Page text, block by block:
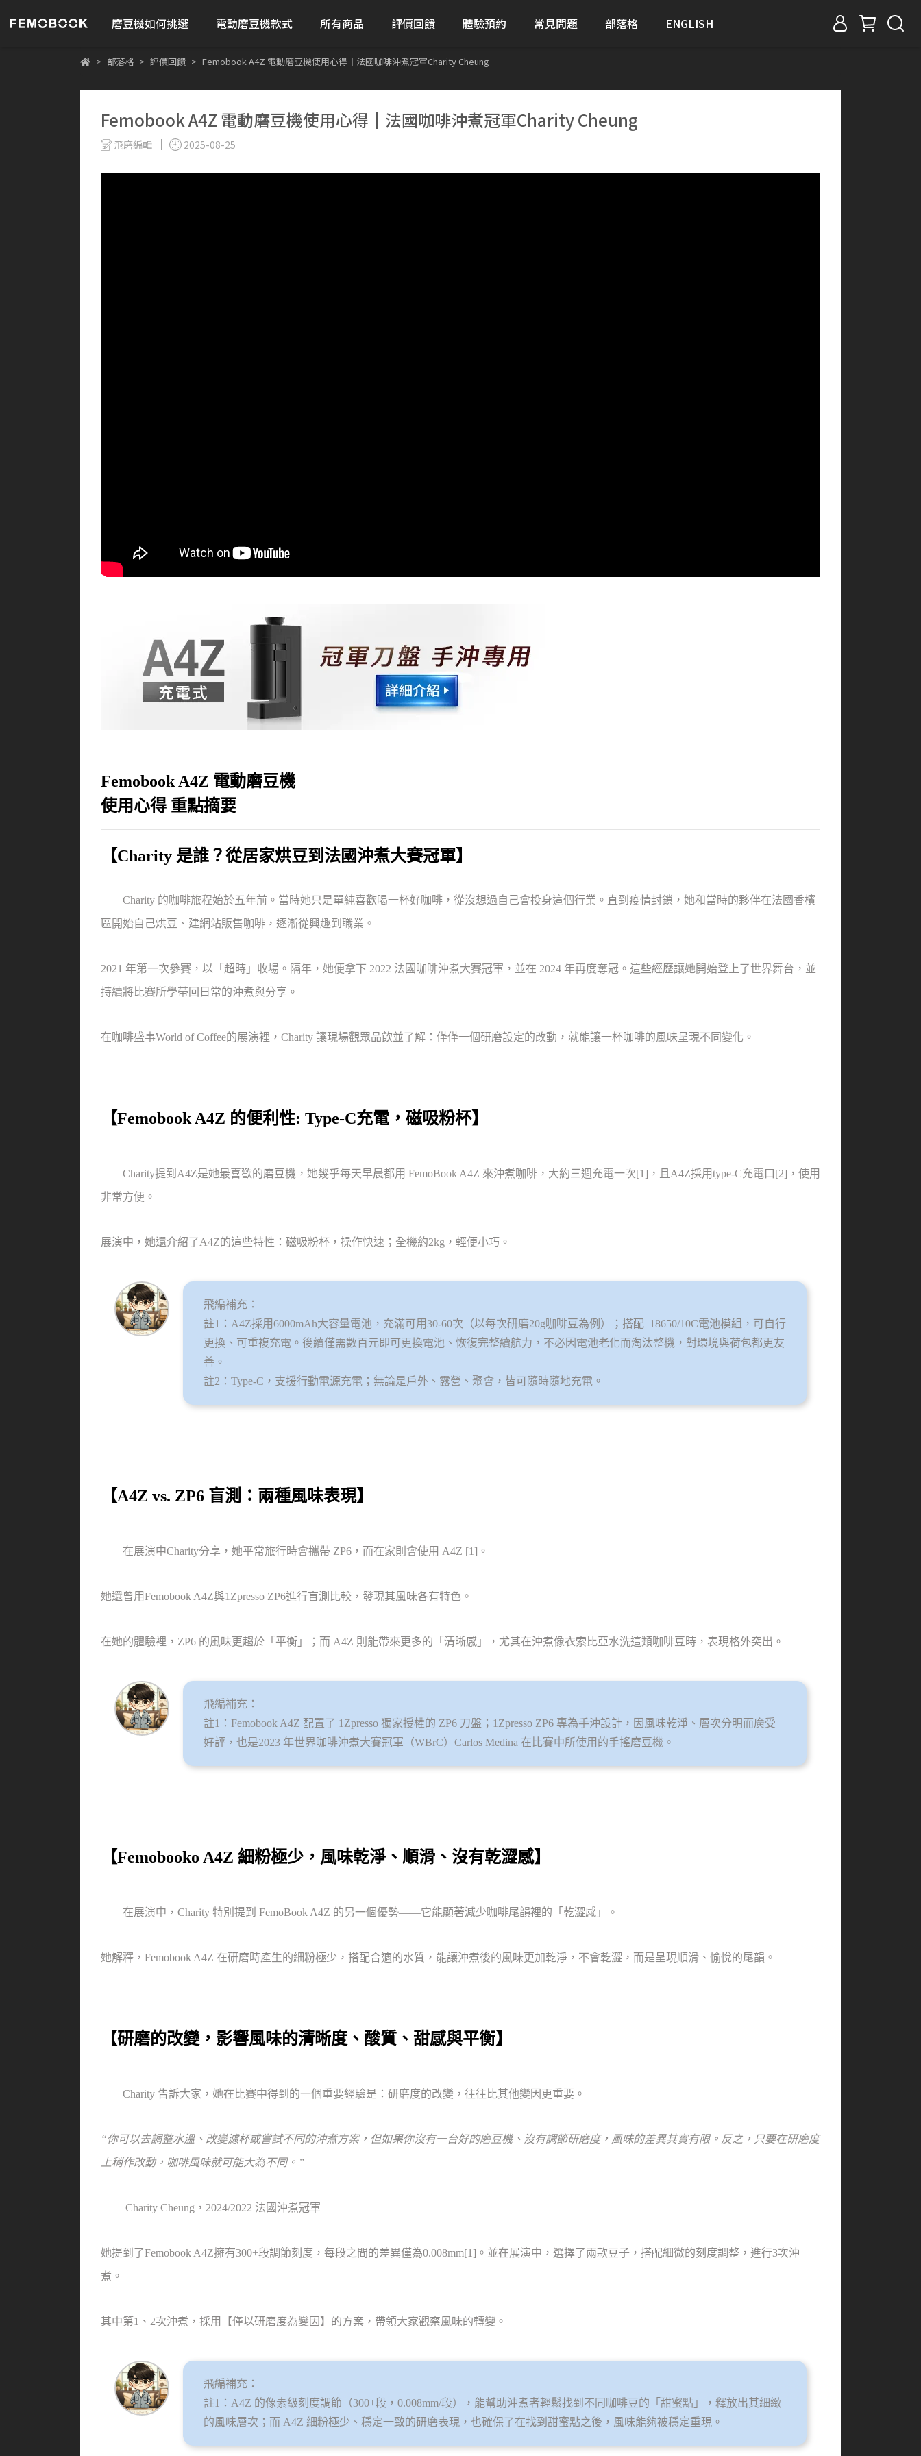
磨豆機如何挑選 電動磨豆機款式 所有商品 評價回饋 體驗預約 常見問題 部落格 ENGLISH
部落格 評價回饋 Femobook A4Z 電動磨豆機使用心得┃法國咖啡沖煮冠軍Charity Cheung
Femobook A4Z 電動磨豆機使用心得┃法國咖啡沖煮冠軍Charity Cheung
飛磨編輯 2025-08-25
Femobook A4Z 電動磨豆機
使用心得 重點摘要
【Charity 是誰？從居家烘豆到法國沖煮大賽冠軍】
Charity 的咖啡旅程始於五年前。當時她只是單純喜歡喝一杯好咖啡，從沒想過自己會投身這個行業。直到疫情封鎖，她和當時的夥伴在法國香檳
區開始自己烘豆、建網站販售咖啡，逐漸從興趣到職業。
2021 年第一次參賽，以「超時」收場。隔年，她便拿下 2022 法國咖啡沖煮大賽冠軍，並在 2024 年再度奪冠。這些經歷讓她開始登上了世界舞台，並
持續將比賽所學帶回日常的沖煮與分享。
在咖啡盛事World of Coffee的展演裡，Charity 讓現場觀眾品飲並了解：僅僅一個研磨設定的改動，就能讓一杯咖啡的風味呈現不同變化。
【Femobook A4Z 的便利性: Type-C充電，磁吸粉杯】
Charity提到A4Z是她最喜歡的磨豆機，她幾乎每天早晨都用 FemoBook A4Z 來沖煮咖啡，大約三週充電一次[1]，且A4Z採用type-C充電口[2]，使用
非常方便。
展演中，她還介紹了A4Z的這些特性：磁吸粉杯，操作快速；全機約2kg，輕便小巧。
飛編補充：
註1：A4Z採用6000mAh大容量電池，充滿可用30-60次（以每次研磨20g咖啡豆為例）；搭配 18650/10C電池模組，可自行
更換、可重複充電。後續僅需數百元即可更換電池、恢復完整續航力，不必因電池老化而淘汰整機，對環境與荷包都更友
善。
註2：Type-C，支援行動電源充電；無論是戶外、露營、聚會，皆可隨時隨地充電。
【A4Z vs. ZP6 盲測：兩種風味表現】
在展演中Charity分享，她平常旅行時會攜帶 ZP6，而在家則會使用 A4Z [1]。
她還曾用Femobook A4Z與1Zpresso ZP6進行盲測比較，發現其風味各有特色。
在她的體驗裡，ZP6 的風味更趨於「平衡」；而 A4Z 則能帶來更多的「清晰感」，尤其在沖煮像衣索比亞水洗這類咖啡豆時，表現格外突出。
飛編補充：
註1：Femobook A4Z 配置了 1Zpresso 獨家授權的 ZP6 刀盤；1Zpresso ZP6 專為手沖設計，因風味乾淨、層次分明而廣受
好評，也是2023 年世界咖啡沖煮大賽冠軍（WBrC）Carlos Medina 在比賽中所使用的手搖磨豆機。
【Femobooko A4Z 細粉極少，風味乾淨、順滑、沒有乾澀感】
在展演中，Charity 特別提到 FemoBook A4Z 的另一個優勢——它能顯著減少咖啡尾韻裡的「乾澀感」。
她解釋，Femobook A4Z 在研磨時產生的細粉極少，搭配合適的水質，能讓沖煮後的風味更加乾淨，不會乾澀，而是呈現順滑、愉悅的尾韻。
【研磨的改變，影響風味的清晰度、酸質、甜感與平衡】
Charity 告訴大家，她在比賽中得到的一個重要經驗是：研磨度的改變，往往比其他變因更重要。
“你可以去調整水溫、改變濾杯或嘗試不同的沖煮方案，但如果你沒有一台好的磨豆機、沒有調節研磨度，風味的差異其實有限。反之，只要在研磨度
上稍作改動，咖啡風味就可能大為不同。”
—— Charity Cheung，2024/2022 法國沖煮冠軍
她提到了Femobook A4Z擁有300+段調節刻度，每段之間的差異僅為0.008mm[1]。並在展演中，選擇了兩款豆子，搭配細微的刻度調整，進行3次沖
煮。
其中第1、2次沖煮，採用【僅以研磨度為變因】的方案，帶領大家觀察風味的轉變。
飛編補充：
註1：A4Z 的像素級刻度調節（300+段，0.008mm/段），能幫助沖煮者輕鬆找到不同咖啡豆的「甜蜜點」，釋放出其細緻
的風味層次；而 A4Z 細粉極少、穩定一致的研磨表現，也確保了在找到甜蜜點之後，風味能夠被穩定重現。